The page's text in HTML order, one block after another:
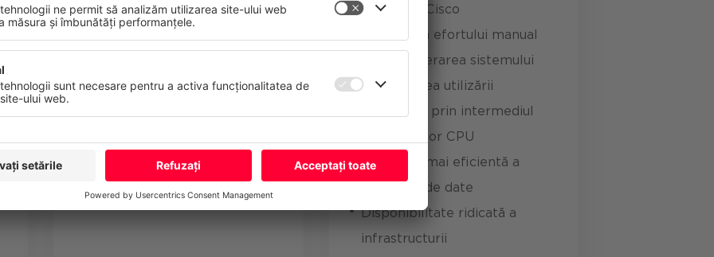
Cisco HyperFlex
Manageri de apeluri Cisco
expertiză Cisco
Reducerea efortului manual
pentru operarea sistemului
Optimizarea utilizării
serverelor prin intermediul
tehnologiilor CPU
Utilizarea mai eficientă a
centrelor de date
Disponibilitate ridicată a
infrastructurii
Multe Refuză